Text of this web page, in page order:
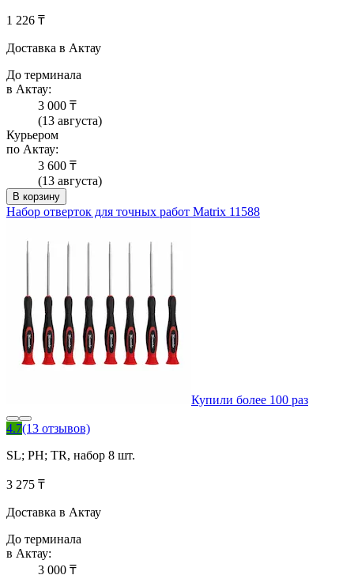
1 226 ₸
Доставка в Актау
До терминала
в Актау:
3 000 ₸
(13 августа)
Курьером
по Актау:
3 600 ₸
(13 августа)
В корзину
Набор отверток для точных работ Matrix 11588
Купили более 100 раз
4.7(13 отзывов)
SL; PH; TR, набор 8 шт.
3 275 ₸
Доставка в Актау
До терминала
в Актау:
3 000 ₸